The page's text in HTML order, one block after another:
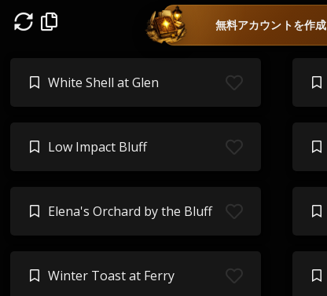
無料アカウントを作成
White Shell at Glen
Low Impact Bluff
Elena's Orchard by the Bluff
Winter Toast at Ferry